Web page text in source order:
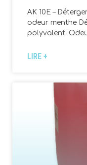
AK 10E –
odeur menthe
polyvalent.
LIRE +